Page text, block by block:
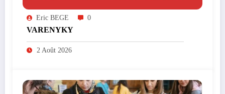
Eric BEGE 0
VARENYKY
2 Août 2026